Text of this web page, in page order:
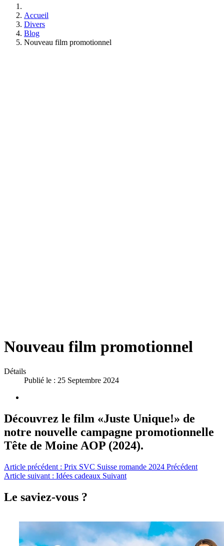
Accueil
Divers
Blog
Nouveau film promotionnel
Nouveau film promotionnel
Détails
Publié le : 25 Septembre 2024
Découvrez le film «Juste Unique!» de
notre nouvelle campagne promotionnelle
Tête de Moine AOP (2024).
Article précédent : Prix SVC Suisse romande 2024 Précédent
Article suivant : Idées cadeaux Suivant
Le saviez-vous ?